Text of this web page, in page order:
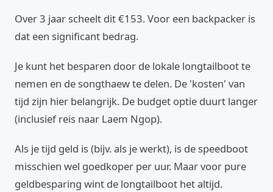
Over 3 jaar scheelt dit €153. Voor een backpacker is
dat een significant bedrag.
Je kunt het besparen door de lokale longtailboot te
nemen en de songthaew te delen. De 'kosten' van
tijd zijn hier belangrijk. De budget optie duurt langer
(inclusief reis naar Laem Ngop).
Als je tijd geld is (bijv. als je werkt), is de speedboot
misschien wel goedkoper per uur. Maar voor pure
geldbesparing wint de longtailboot het altijd.